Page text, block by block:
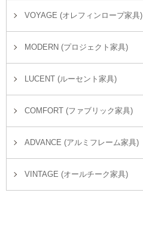
VOYAGE (オレフィンロープ家具)
MODERN (プロジェクト家具)
LUCENT (ルーセント家具)
COMFORT (ファブリック家具)
ADVANCE (アルミフレーム家具)
VINTAGE (オールチーク家具)